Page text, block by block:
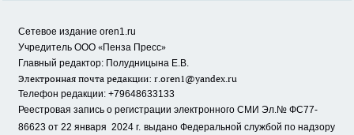
Сетевое издание oren1.ru
Учредитель ООО «Пенза Пресс»
Главный редактор: Полудницына Е.В.
Электронная почта редакции: r.oren1@yandex.ru
Телефон редакции: +79648633133
Реестровая запись о регистрации электронного СМИ Эл.№ ФС77-
86623 от 22 января 2024 г. выдано Федеральной службой по надзору